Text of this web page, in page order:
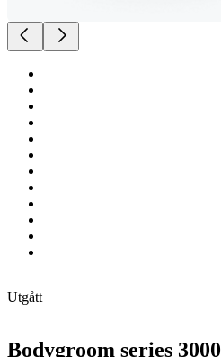
Utgått
Bodygroom series 3000